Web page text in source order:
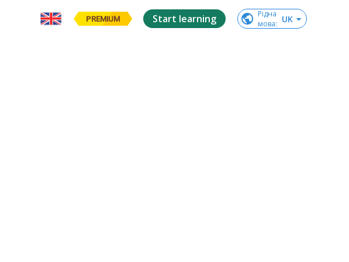
PREMIUM Start learning
Рідна
мова: UK